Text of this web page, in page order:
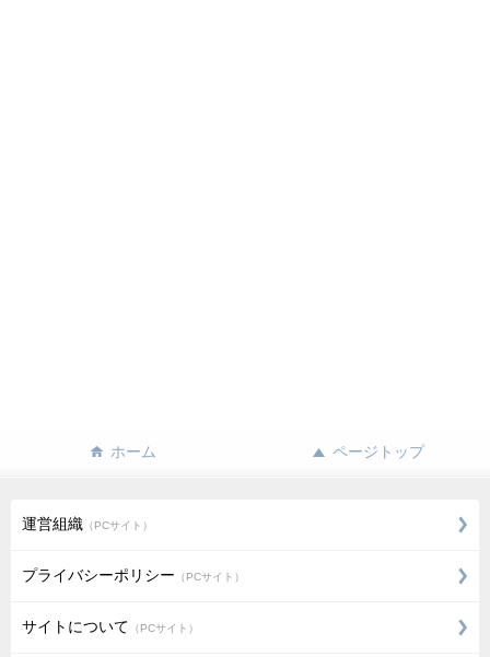
ホーム ページトップ
運営組織 （PCサイト）
プライバシーポリシー （PCサイト）
サイトについて （PCサイト）